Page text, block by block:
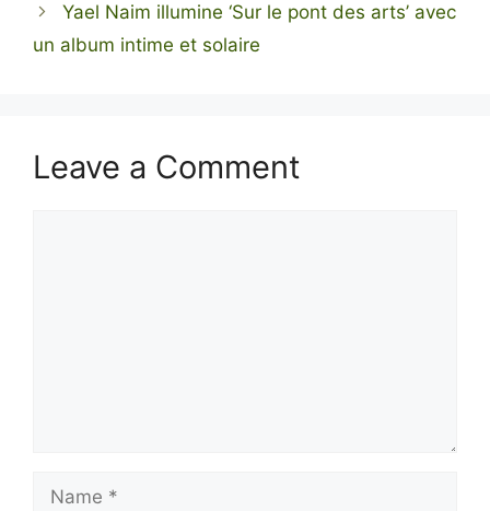
Yael Naim illumine ‘Sur le pont des arts’ avec
un album intime et solaire
Leave a Comment
Name